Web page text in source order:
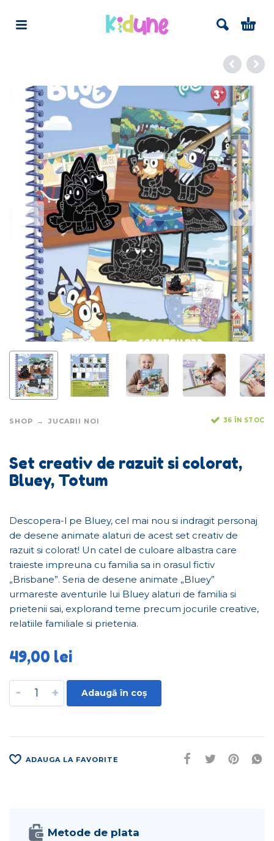
SHOP JUCARII NOI 36 ÎN STOC
Set creativ de razuit si colorat,
Bluey, Totum
Descopera-l pe Bluey, cel mai nou si indragit personaj
de desene animate alaturi de acest set creativ de
razuit si colorat! Un catel de culoare albastra care
traieste impreuna cu familia sa in orasul fictiv
„Brisbane”. Seria de desene animate „Bluey”
urmareste aventurile lui Bluey alaturi de familia si
prietenii sai, explorand teme precum jocurile creative,
relatiile familiale si prietenia.
49,00 lei
- + Adaugă în coș
ADAUGA LA FAVORITE
Metode de plata